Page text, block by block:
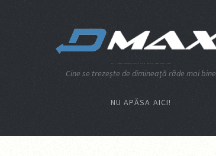
Cine se trezeşte de dimineaţă râde mai bine
NU APĂSA AICI!